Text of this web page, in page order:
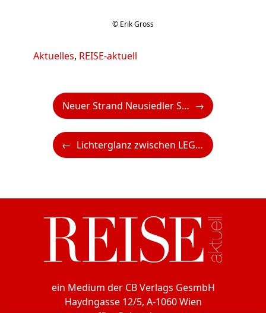
© Erik Gross
Kategorien
Aktuelles, REISE-aktuell
Neuer Strand Neusiedler See: Gleichenfeier für „Guesthouse“-Ensemble
Lichterglanz zwischen LEGO Steinen – Winterspaß für die ganze Familie im WinterWonder LEGOLAND
ein Medium der CB Verlags GesmbH
Haydngasse 12/5, A-1060 Wien